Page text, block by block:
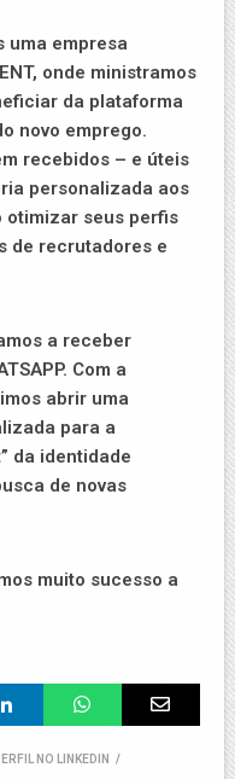
uma empresa
onde ministramos
da plataforma
novo emprego.
recebidos – e úteis
personalizada aos
otimizar seus perfis
de recrutadores e
a receber
Com a
abrir uma
para a
da identidade
de novas
muito sucesso a
NO LINKEDIN
/